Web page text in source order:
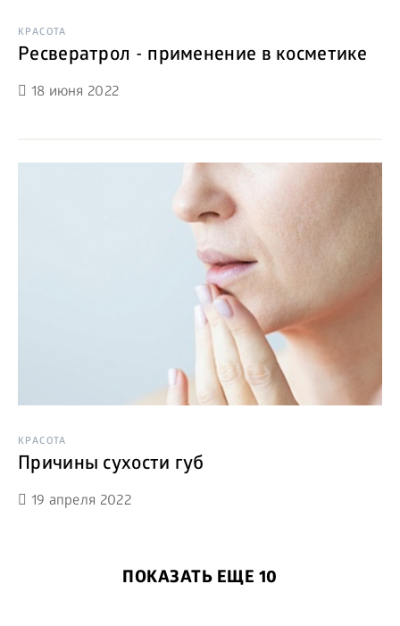
КРАСОТА
Ресвератрол - применение в косметике
18 июня 2022
КРАСОТА
Причины сухости губ
19 апреля 2022
ПОКАЗАТЬ ЕЩЕ 10